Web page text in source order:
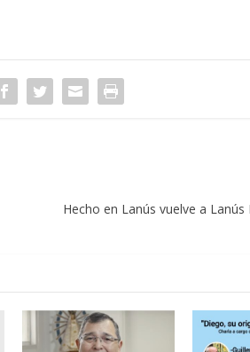
Hecho en Lanús vuelve a Lanús